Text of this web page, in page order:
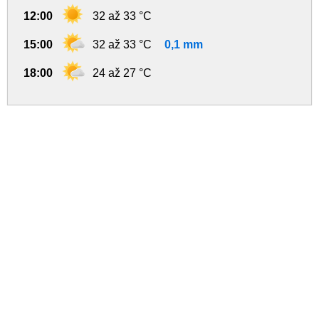
12:00 32 až 33 °C
15:00 32 až 33 °C 0,1 mm
18:00 24 až 27 °C